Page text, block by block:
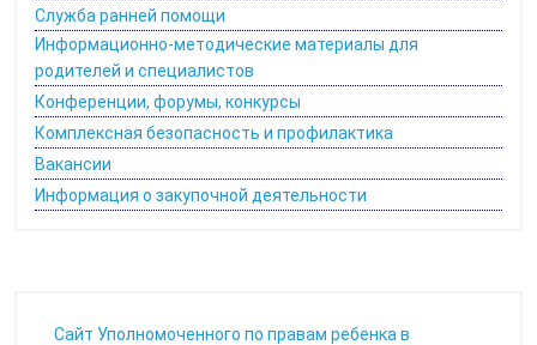
Служба ранней помощи
Информационно-методические материалы для
родителей и специалистов
Конференции, форумы, конкурсы
Комплексная безопасность и профилактика
Вакансии
Информация о закупочной деятельности
Cайт Уполномоченного по правам ребенка в